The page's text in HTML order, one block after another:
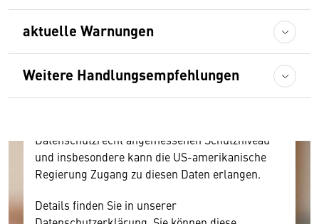
aktuelle Warnungen
Weitere Handlungsempfehlungen
Inhalt anzeigen. Dafür benötigen wir allerdings
Ihre Zustimmung, da Ihr Browser
personenbezogene technische Daten zu Geräten
und Nutzerverhalten mitunter mit US-
Datenschutzrecht angemessenen Schutzniveau
und insbesondere kann die US-amerikanische
Regierung Zugang zu diesen Daten erlangen.
Details finden Sie in unserer